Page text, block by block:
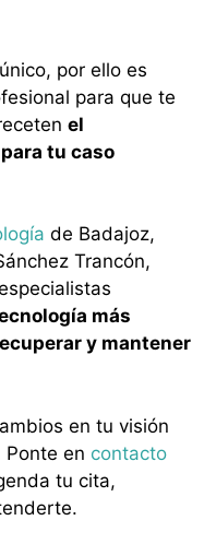
por ello es
para que te
el
tu caso
de Badajoz,
Trancón,
más
y mantener
en tu visión
en contacto
tu cita,